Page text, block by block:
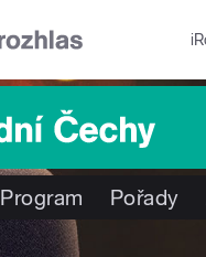
Program Pořady